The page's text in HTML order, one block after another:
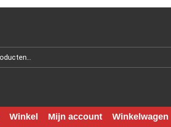
Winkel Mijn account Winkelwagen